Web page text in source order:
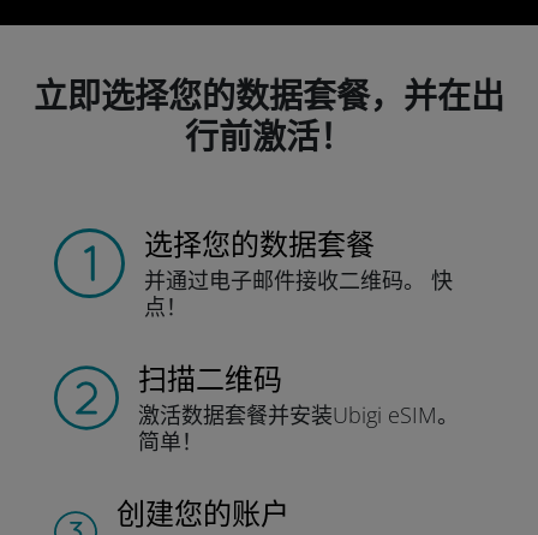
立即选择您的数据套餐，并在出
行前激活！
选择您的数据套餐
并通过电子邮件接收二维码。
快
点！
扫描二维码
激活数据套餐并安装Ubigi eSIM。
简单！
创建您的账户